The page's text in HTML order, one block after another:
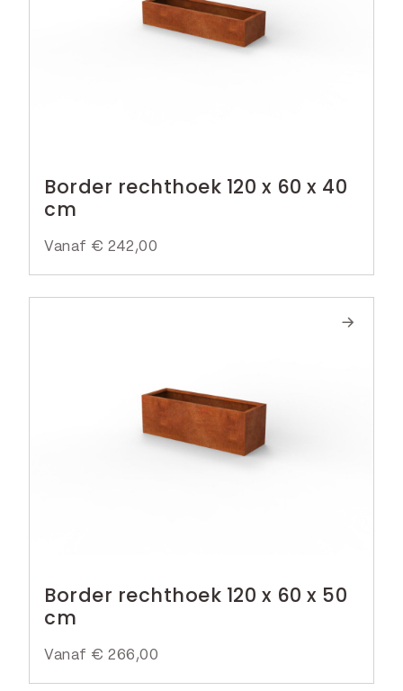
Border rechthoek 120 x 60 x 40
cm
Vanaf € 242,00
Border rechthoek 120 x 60 x 50
cm
Vanaf € 266,00